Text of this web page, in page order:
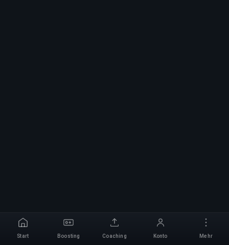
Start Boosting Coaching Konto Mehr